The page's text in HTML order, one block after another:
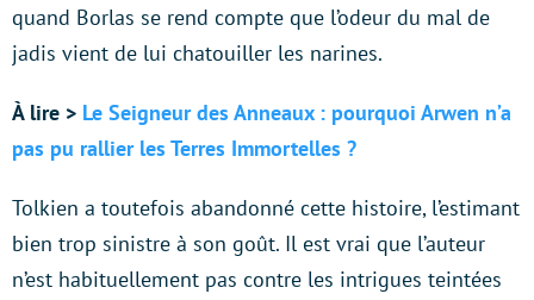
quand Borlas se rend compte que l’odeur du mal de
jadis vient de lui chatouiller les narines.
À lire > Le Seigneur des Anneaux : pourquoi Arwen n’a
pas pu rallier les Terres Immortelles ?
Tolkien a toutefois abandonné cette histoire, l’estimant
bien trop sinistre à son goût. Il est vrai que l’auteur
n’est habituellement pas contre les intrigues teintées